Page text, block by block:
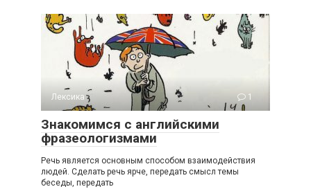
Лексика 1
Знакомимся с английскими
фразеологизмами
Речь является основным способом взаимодействия
людей. Сделать речь ярче, передать смысл темы
беседы, передать